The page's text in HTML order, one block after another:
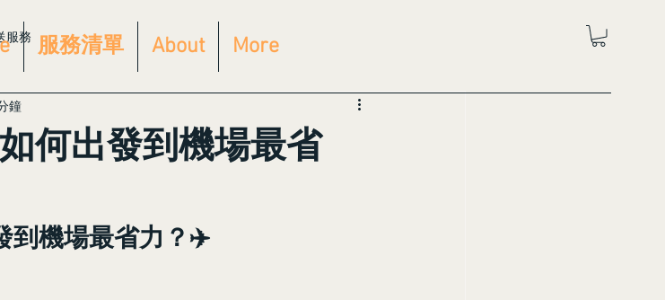
服務清單 About More
服務
何出發到機場最省
鐘
到機場最省力？✈️